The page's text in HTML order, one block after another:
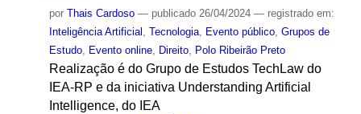
por Thais Cardoso — publicado26/04/2024 — registrado em:
Inteligência Artificial , Tecnologia, Evento público, Grupos de
Estudo, Evento online, Direito, Polo Ribeirão Preto
Realização é do Grupo de Estudos TechLaw do
IEA-RP e da iniciativa Understanding Artificial
Intelligence, do IEA